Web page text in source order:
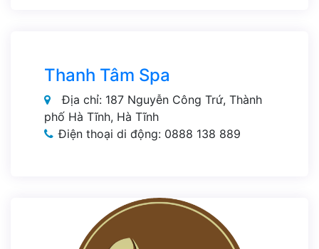
Thanh Tâm Spa
Địa chỉ: 187 Nguyễn Công Trứ, Thành
phố Hà Tĩnh, Hà Tĩnh
Điện thoại di động: 0888 138 889